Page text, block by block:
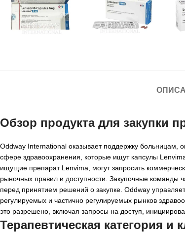
Обзор продукта для закупки
Oddway International оказывает поддержку больницам,
сфере здравоохранения, которые ищут капсулы
ищущие препарат Lenvima, могут запросить
рыночных правил и доступности. Закупочные команды
перед принятием решений о закупке. Oddway
регулируемых и частично регулируемых рынков
это разрешено, включая запросы на доступ,
Терапевтическая категория и